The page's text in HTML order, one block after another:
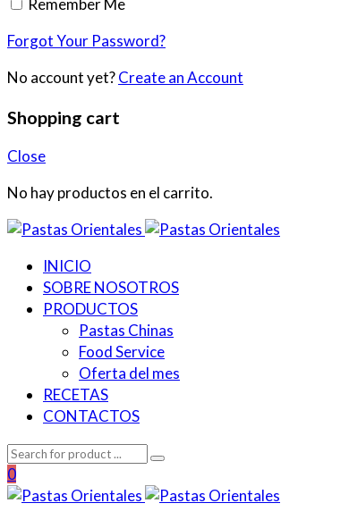
Remember Me
Forgot Your Password?
No account yet?Create an Account
Shopping cart
Close
No hay productos en el carrito.
INICIO
SOBRE NOSOTROS
PRODUCTOS
Pastas Chinas
Food Service
Oferta del mes
RECETAS
CONTACTOS
0